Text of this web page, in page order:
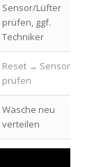
Sensor/Lüfter
prüfen, ggf.
Techniker
Reset → Sensor
prüfen
Wäsche neu
verteilen